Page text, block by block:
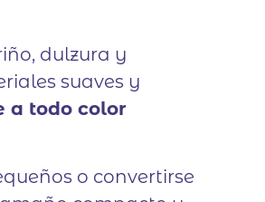
dulzura y
suaves y
a todo color
o convertirse